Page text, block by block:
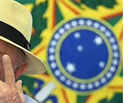
sistemas fotovoltaicos